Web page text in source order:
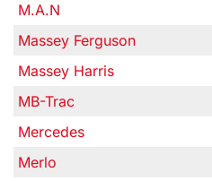
M.A.N
Massey Ferguson
Massey Harris
MB-Trac
Mercedes
Merlo